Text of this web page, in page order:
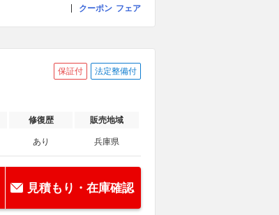
クーポン フェア
保証付 法定整備付
修復歴 販売地域
あり 兵庫県
見積もり・在庫確認